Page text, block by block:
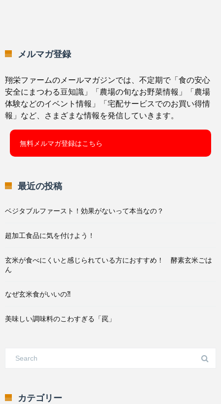
メルマガ登録
翔栄ファームのメールマガジンでは、不定期で「食の安心
安全にまつわる豆知識」「農場の旬なお野菜情報」「農場
体験などのイベント情報」「宅配サービスでのお買い得情
報」など、さまざまな情報を発信していきます。
無料メルマガ登録はこちら
最近の投稿
ベジタブルファースト！効果がないって本当なの？
超加工食品に気を付けよう！
玄米が食べにくいと感じられている方におすすめ！ 酵素玄米ごは
ん
なぜ玄米食がいいの⁈
美味しい調味料のこわすぎる「罠」
カテゴリー